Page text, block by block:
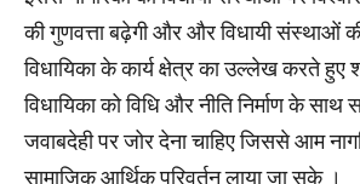
की गुणवत्ता बढ़ेगी और और विधायी संस्थाओं की
विधायिका के कार्य क्षेत्र का उल्लेख करते हुए
विधायिका को विधि और नीति निर्माण के
जवाबदेही पर जोर देना चाहिए जिससे आम
सामाजिक आर्थिक परिवर्तन लाया जा सके ।